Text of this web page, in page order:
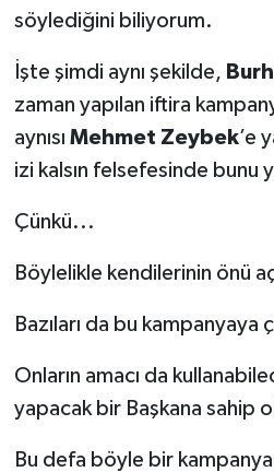
söylediğini biliyorum.
İşte şimdi aynı şekilde,
zaman yapılan iftira
aynısı Mehmet Zeybek’e
izi kalsın felsefesinde bunu
Çünkü...
Böylelikle kendilerinin önü
Bazıları da bu kampanyaya
Onların amacı da
yapacak bir Başkana sahip
Bu defa böyle bir